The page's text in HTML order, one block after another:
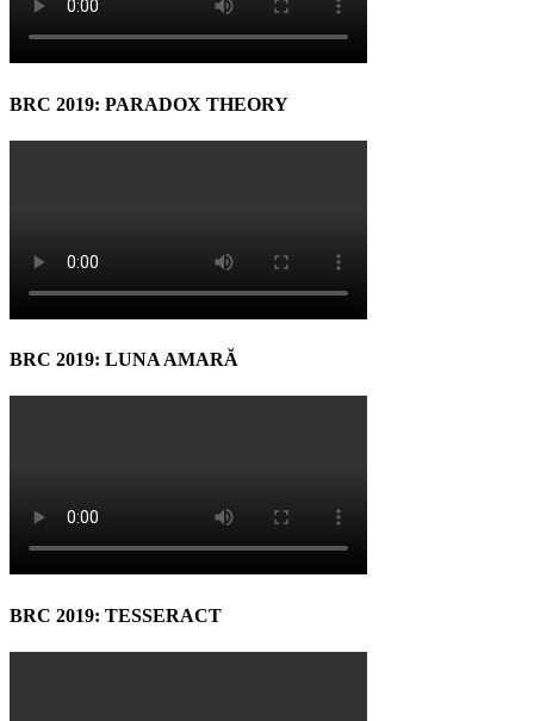
BRC 2019: PARADOX THEORY
BRC 2019: LUNA AMARĂ
BRC 2019: TESSERACT